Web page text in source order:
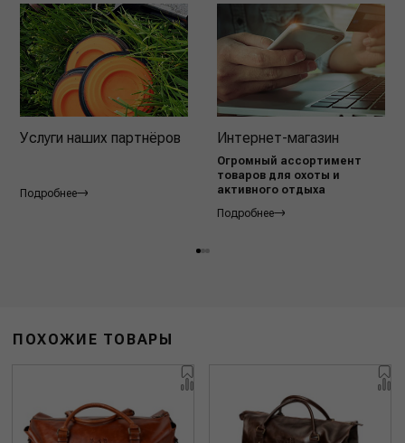
Услуги наших партнёров
Подробнее
Интернет-магазин
Огромный ассортимент
товаров для охоты и
активного отдыха
Подробнее
ПОХОЖИЕ ТОВАРЫ